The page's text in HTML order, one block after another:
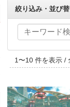
絞り込み・並び替
1 〜10 件を表示 /